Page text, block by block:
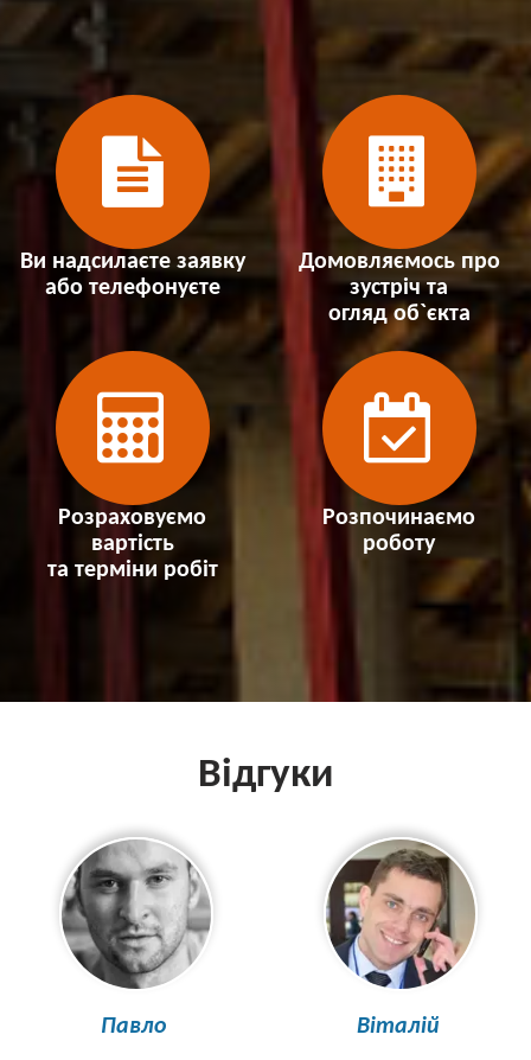
Ви надсилаєте заявку
або телефонуєте
Домовляємось про
зустріч та
огляд об`єкта
Розраховуємо
вартість
та терміни робіт
Розпочинаємо
роботу
Відгуки
Павло Віталій